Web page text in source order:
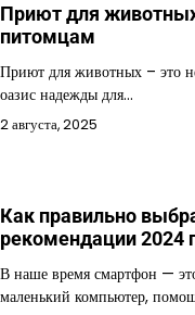
Приют для
питомцам
Приют для животных – это
оазис надежды для…
2 августа, 2025
Как правильно
рекомендации 2024
В наше время смартфон —
маленький компьютер,